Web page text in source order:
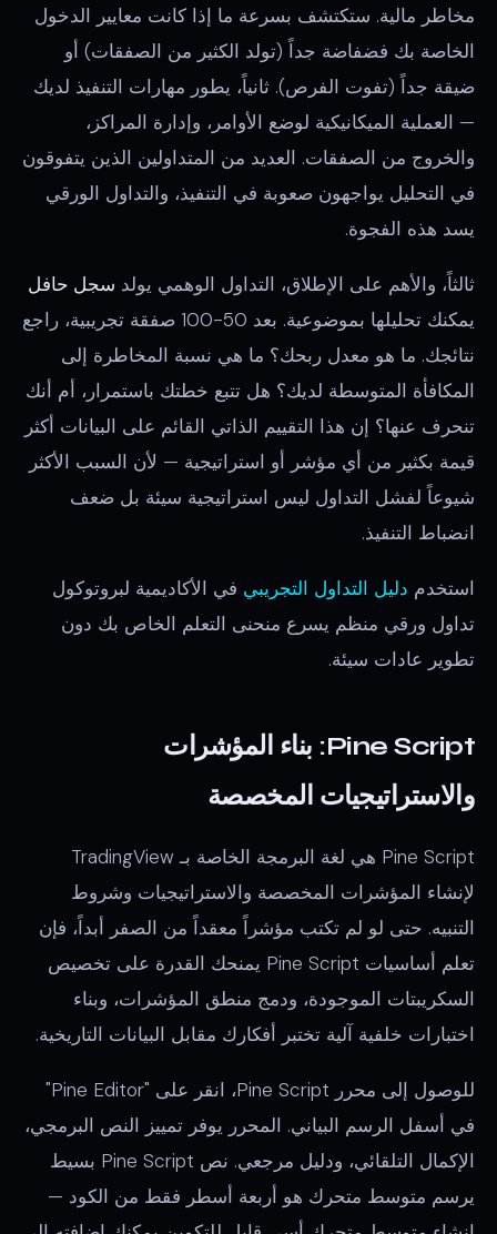
مخاطر مالية. ستكتشف بسرعة ما إذا كانت معايير الدخول
الخاصة بك فضفاضة جداً (تولد الكثير من الصفقات) أو
ضيقة جداً (تفوت الفرص). ثانياً، يطور مهارات التنفيذ لديك
— العملية الميكانيكية لوضع الأوامر، وإدارة المراكز،
والخروج من الصفقات. العديد من المتداولين الذين يتفوقون
في التحليل يواجهون صعوبة في التنفيذ، والتداول الورقي
يسد هذه الفجوة.
ثالثاً، والأهم على الإطلاق، التداول الوهمي يولد سجل حافل
يمكنك تحليلها بموضوعية. بعد 50-100 صفقة تجريبية، راجع
نتائجك. ما هو معدل ربحك؟ ما هي نسبة المخاطرة إلى
المكافأة المتوسطة لديك؟ هل تتبع خطتك باستمرار، أم أنك
تنحرف عنها؟ إن هذا التقييم الذاتي القائم على البيانات أكثر
قيمة بكثير من أي مؤشر أو استراتيجية — لأن السبب الأكثر
شيوعاً لفشل التداول ليس استراتيجية سيئة بل ضعف
انضباط التنفيذ.
استخدم دليل التداول التجريبي في الأكاديمية لبروتوكول
تداول ورقي منظم يسرع منحنى التعلم الخاص بك دون
تطوير عادات سيئة.
Pine Script: بناء المؤشرات
والاستراتيجيات المخصصة
Pine Script هي لغة البرمجة الخاصة بـ TradingView
لإنشاء المؤشرات المخصصة والاستراتيجيات وشروط
التنبيه. حتى لو لم تكتب مؤشراً معقداً من الصفر أبداً، فإن
تعلم أساسيات Pine Script يمنحك القدرة على تخصيص
السكريبتات الموجودة، ودمج منطق المؤشرات، وبناء
اختبارات خلفية آلية تختبر أفكارك مقابل البيانات التاريخية.
للوصول إلى محرر Pine Script، انقر على "Pine Editor"
في أسفل الرسم البياني. المحرر يوفر تمييز النص البرمجي،
الإكمال التلقائي، ودليل مرجعي. نص Pine Script بسيط
يرسم متوسط متحرك هو أربعة أسطر فقط من الكود —